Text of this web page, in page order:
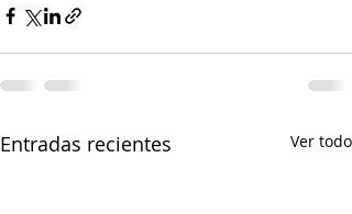
Entradas recientes Ver todo